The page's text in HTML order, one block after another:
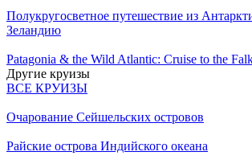
Полукругосветное путешествие из
Зеландию
Patagonia & the Wild Atlantic: Cruise to the
Другие круизы
ВСЕ КРУИЗЫ
Очарование Сейшельских островов
Райские острова Индийского океана